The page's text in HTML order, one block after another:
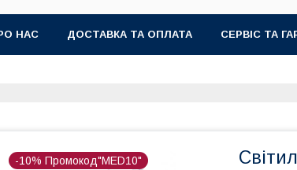
НАС ДОСТАВКА ТА ОПЛАТА СЕРВІС ТА
-10% Промокод"MED10"